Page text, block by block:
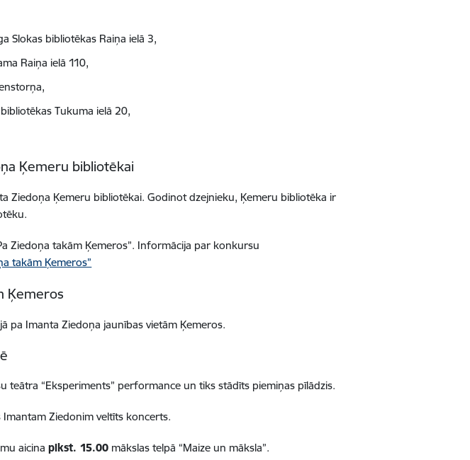
Slokas bibliotēkas Raiņa ielā 3,
Raiņa ielā 110,
Tukuma ielā 20,
Ķemeru bibliotēkai
Ziedoņa Ķemeru bibliotēkai.Godinot dzejnieku, Ķemeru bibliotēka ir
Ziedoņa takām Ķemeros”. Informācija par konkursu
takām Ķemeros”
Ķemeros
pa Imanta Ziedoņa jaunības vietām Ķemeros.
teātra “Eksperiments” performance un tiks stādīts piemiņas pīlādzis.
Imantam Ziedonim veltīts koncerts.
aicinaplkst. 15.00 mākslas telpā “Maize un māksla”.